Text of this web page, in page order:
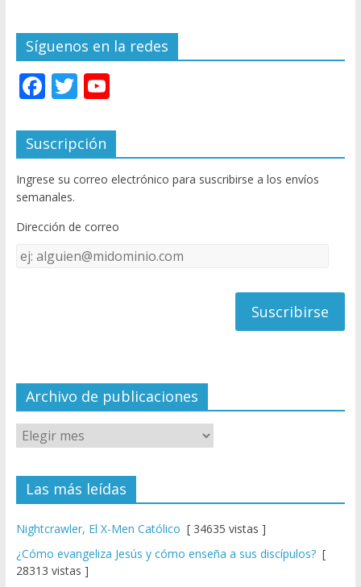
Síguenos en la redes
F
e
b
o
o
k
T
itt
er
Y
u
T
u
e
C
el
Suscripción
Ingrese su correo electrónico para suscribirse a los envíos
semanales.
Dirección de correo
Dirección
de
Archivo de publicaciones
Las más leídas
Nightcrawler, El X-Men Católico [ 34635 vistas ]
¿Cómo evangeliza Jesús y cómo enseña a sus discípulos?[
28313 vistas ]